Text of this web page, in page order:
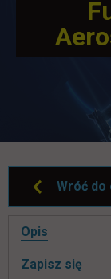
Wróć
Pomiń
nawigacje
Opis
Zapisz się